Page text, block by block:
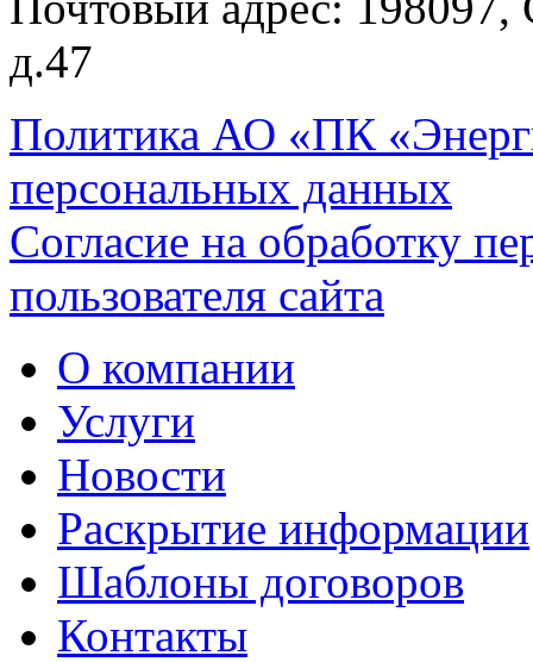
д.47
Политика АО «ПК
персональных данных
Согласие на обработку
пользователя сайта
О компании
Услуги
Новости
Раскрытие информации
Шаблоны договоров
Контакты